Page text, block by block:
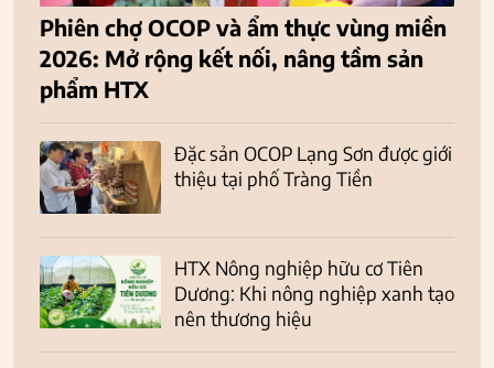
Phiên chợ OCOP và ẩm thực vùng miền
2026: Mở rộng kết nối, nâng tầm sản
phẩm HTX
Đặc sản OCOP Lạng Sơn được giới
thiệu tại phố Tràng Tiền
HTX Nông nghiệp hữu cơ Tiên
Dương: Khi nông nghiệp xanh tạo
nên thương hiệu